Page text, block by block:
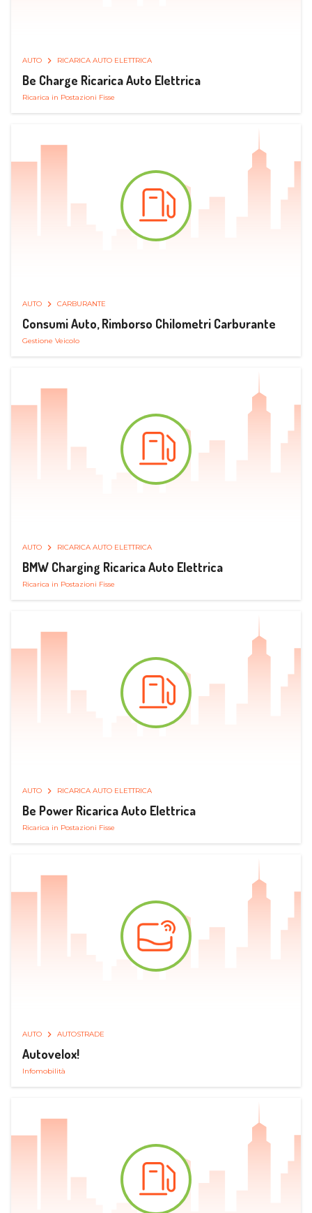
AUTO RICARICA AUTO ELETTRICA
Be Charge Ricarica Auto Elettrica
Ricarica in Postazioni Fisse
AUTO CARBURANTE
Consumi Auto, Rimborso Chilometri Carburante
Gestione Veicolo
AUTO RICARICA AUTO ELETTRICA
BMW Charging Ricarica Auto Elettrica
Ricarica in Postazioni Fisse
AUTO RICARICA AUTO ELETTRICA
Be Power Ricarica Auto Elettrica
Ricarica in Postazioni Fisse
AUTO AUTOSTRADE
Autovelox!
Infomobilità